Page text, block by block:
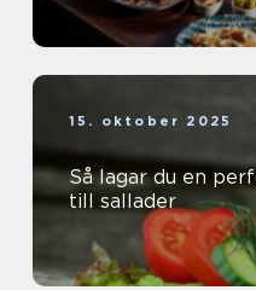
15. oktober 2025
Så lagar du en
till sallader